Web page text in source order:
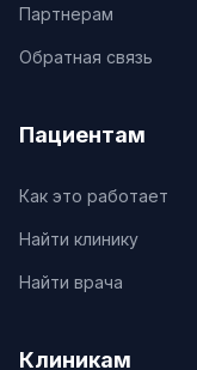
Партнерам
Обратная связь
Пациентам
Как это работает
Найти клинику
Найти врача
Клиникам